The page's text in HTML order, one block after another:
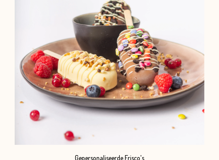
Gepersonaliseerde Frisco's